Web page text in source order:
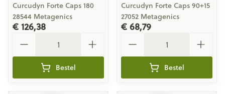
Curcudyn Forte Caps 180
28544 Metagenics
€ 126,38
Bestel
Curcudyn Forte Caps 90+15
27052 Metagenics
€ 68,79
Bestel